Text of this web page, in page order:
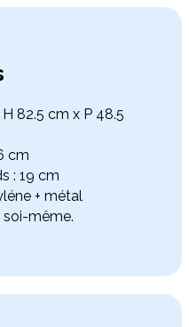
82.5 cm x P 48.5
cm
: 19 cm
+ métal
même.